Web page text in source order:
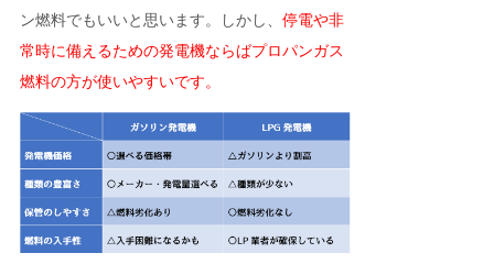
ン燃料でもいいと思います。しかし、 停電や非
常時に備えるための発電機ならばプロパンガス
燃料の方が使いやすいです。